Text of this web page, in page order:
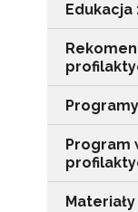
Program